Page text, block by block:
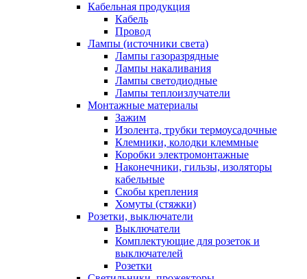
Кабельная продукция
Кабель
Провод
Лампы (источники света)
Лампы газоразрядные
Лампы накаливания
Лампы светодиодные
Лампы теплоизлучатели
Монтажные материалы
Зажим
Изолента, трубки термоусадочные
Клемники, колодки клеммные
Коробки электромонтажные
Наконечники, гильзы, изоляторы
кабельные
Скобы крепления
Хомуты (стяжки)
Розетки, выключатели
Выключатели
Комплектующие для розеток и
выключателей
Розетки